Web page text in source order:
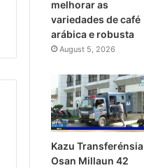
melhorar as
variedades de café
arábica e robusta
August 5, 2026
Kazu Transferénsia
Osan Millaun 42